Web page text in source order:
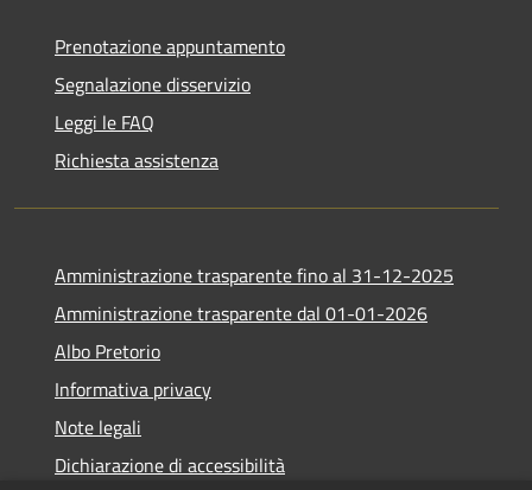
Prenotazione appuntamento
Segnalazione disservizio
Leggi le FAQ
Richiesta assistenza
Amministrazione trasparente fino al 31-12-2025
Amministrazione trasparente dal 01-01-2026
Albo Pretorio
Informativa privacy
Note legali
Dichiarazione di accessibilità